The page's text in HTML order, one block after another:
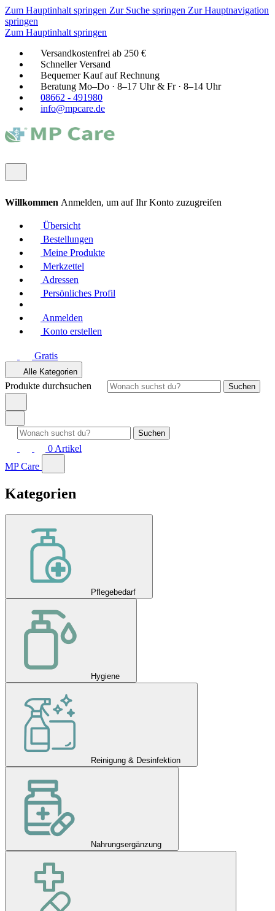
Zum Hauptinhalt springen Zur Suche springen Zur Hauptnavigation
springen
Zum Hauptinhalt springen
Versandkostenfrei ab 250 €
Schneller Versand
Bequemer Kauf auf Rechnung
Beratung Mo–Do · 8–17 Uhr & Fr · 8–14 Uhr
08662 - 491980
info@mpcare.de
Willkommen Anmelden, um auf Ihr Konto zuzugreifen
Übersicht
Bestellungen
Meine Produkte
Merkzettel
Adressen
Persönliches Profil
Anmelden
Konto erstellen
Gratis
Alle Kategorien
Produkte durchsuchen Suchen
Suchen
0 Artikel
MP Care
Kategorien
Pflegebedarf
Hygiene
Reinigung & Desinfektion
Nahrungsergänzung